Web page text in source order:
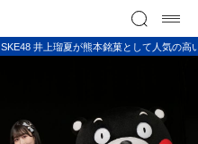
SKE48 井上瑠夏が熊本銘菓として人気の高